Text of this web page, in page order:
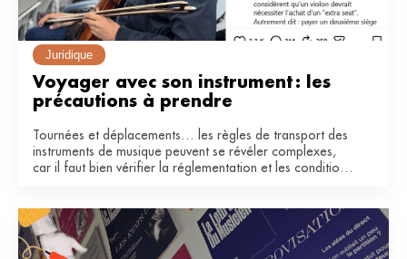
Juridique
Voyager avec son instrument : les
précautions à prendre
Tournées et déplacements… les règles de transport des
instruments de musique peuvent se révéler complexes,
car il faut bien vérifier la réglementation et les conditions